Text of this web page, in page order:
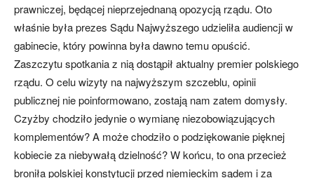
prawniczej, będącej nieprzejednaną opozycją rządu. Oto
właśnie była prezes Sądu Najwyższego udzieliła audiencji w
gabinecie, który powinna była dawno temu opuścić.
Zaszczytu spotkania z nią dostąpił aktualny premier polskiego
rządu. O celu wizyty na najwyższym szczeblu, opinii
publicznej nie poinformowano, zostają nam zatem domysły.
Czyżby chodziło jedynie o wymianę niezobowiązujących
komplementów? A może chodziło o podziękowanie pięknej
kobiecie za niebywałą dzielność? W końcu, to ona przecież
broniła polskiej konstytucji przed niemieckim sądem i za